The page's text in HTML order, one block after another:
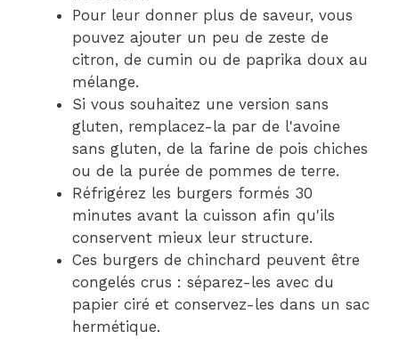
Pour leur donner plus de saveur, vous
pouvez ajouter un peu de zeste de
citron, de cumin ou de paprika doux au
mélange.
Si vous souhaitez une version sans
gluten, remplacez-la par de l'avoine
sans gluten, de la farine de pois chiches
ou de la purée de pommes de terre.
Réfrigérez les burgers formés 30
minutes avant la cuisson afin qu'ils
conservent mieux leur structure.
Ces burgers de chinchard peuvent être
congelés crus : séparez-les avec du
papier ciré et conservez-les dans un sac
hermétique.